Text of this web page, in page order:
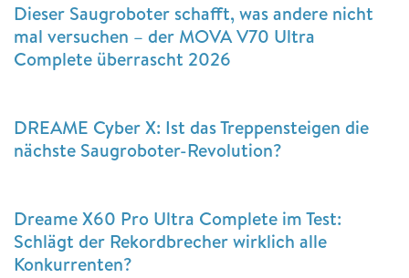
Dieser Saugroboter schafft, was andere nicht
mal versuchen – der MOVA V70 Ultra
Complete überrascht 2026
DREAME Cyber X: Ist das Treppensteigen die
nächste Saugroboter-Revolution?
Dreame X60 Pro Ultra Complete im Test:
Schlägt der Rekordbrecher wirklich alle
Konkurrenten?